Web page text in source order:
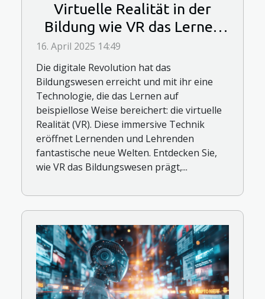
Virtuelle Realität in der
Bildung wie VR das Lernen
verändert und neue
Möglichkeiten schafft
16. April 2025 14:49
Die digitale Revolution hat das
Bildungswesen erreicht und mit ihr eine
Technologie, die das Lernen auf
beispiellose Weise bereichert: die virtuelle
Realität (VR). Diese immersive Technik
eröffnet Lernenden und Lehrenden
fantastische neue Welten. Entdecken Sie,
wie VR das Bildungswesen prägt,...